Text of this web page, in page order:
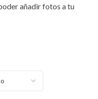
añadir fotos a tu